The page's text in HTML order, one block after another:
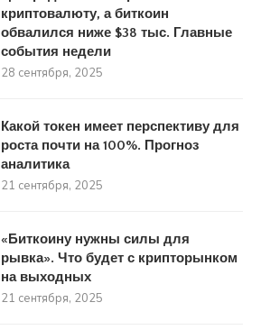
криптовалюту, а биткоин
обвалился ниже $38 тыс. Главные
события недели
28 сентября, 2025
Какой токен имеет перспективу для
роста почти на 100%. Прогноз
аналитика
21 сентября, 2025
«Биткоину нужны силы для
рывка». Что будет с крипторынком
на выходных
21 сентября, 2025